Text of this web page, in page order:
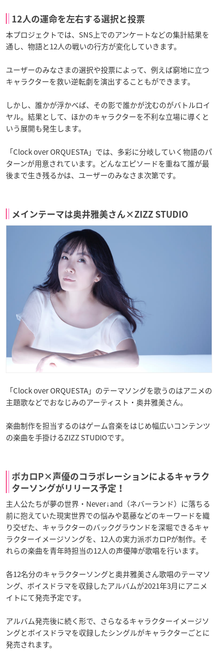
12人の運命を左右する選択と投票
本プロジェクトでは、SNS上でのアンケートなどの集計結果を
通し、物語と12人の戦いの行方が変化していきます。
ユーザーのみなさまの選択や投票によって、例えば窮地に立つ
キャラクターを救い逆転劇を演出することもができます。
しかし、誰かが浮かべば、その影で誰かが沈むのがバトルロイ
ヤル。結果として、ほかのキャラクターを不利な立場に導くと
いう展開も発生します。
「Clock over ORQUESTA」では、多彩に分岐していく物語のパ
ターンが用意されています。どんなエピソードを重ねて誰が最
後まで生き残るかは、ユーザーのみなさま次第です。
メインテーマは奥井雅美さん×ZIZZ STUDIO
「Clock over ORQUESTA」のテーマソングを歌うのはアニメの
主題歌などでおなじみのアーティスト・奥井雅美さん。
楽曲制作を担当するのはゲーム音楽をはじめ幅広いコンテンツ
の楽曲を手掛けるZIZZ STUDIOです。
ボカロP×声優のコラボレーションによるキャラク
ターソングがリリース予定！
主人公たちが夢の世界・Never↓and（ネバーランド）に落ちる
前に抱えていた現実世界での悩みや葛藤などのキーワードを織
り交ぜた、キャラクターのバックグラウンドを深堀できるキャ
ラクターイメージソングを、12人の実力派ボカロPが制作。そ
れらの楽曲を青年時担当の12人の声優陣が歌唱を行います。
各12名分のキャラクターソングと奥井雅美さん歌唱のテーマソ
ング、ボイスドラマを収録したアルバムが2021年3月にアニメ
イトにて発売予定です。
アルバム発売後に続く形で、さらなるキャラクターイメージソ
ングとボイスドラマを収録したシングルがキャラクターごとに
発売されます。